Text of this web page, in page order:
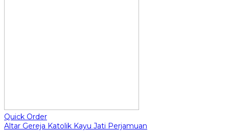
Quick Order
Altar Gereja Katolik Kayu Jati Perjamuan